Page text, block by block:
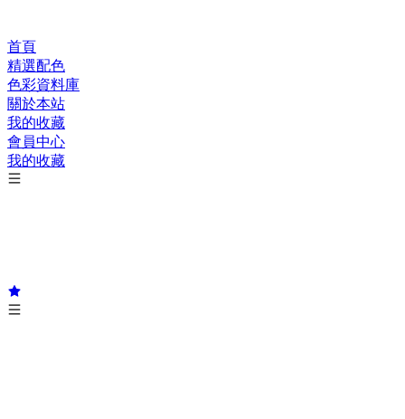
首頁
精選配色
色彩資料庫
關於本站
我的收藏
會員中心
我的收藏